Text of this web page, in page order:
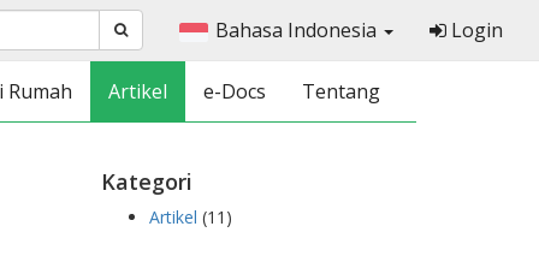
Bahasa Indonesia Login
Rumah Artikel e-Docs Tentang
Kategori
Artikel (11)